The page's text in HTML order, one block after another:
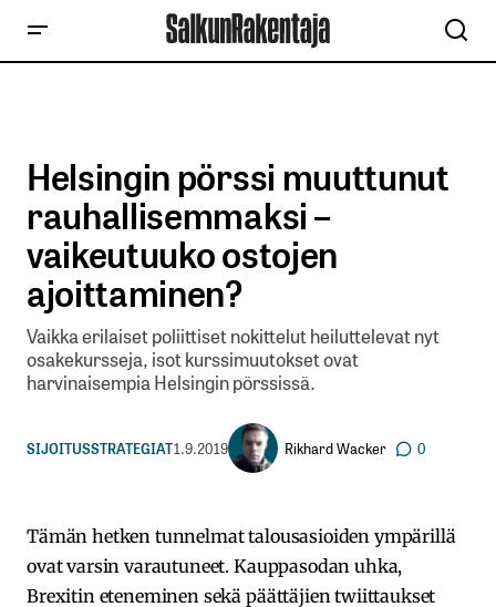
Helsingin pörssi muuttunut
rauhallisemmaksi –
vaikeutuuko ostojen
ajoittaminen?
Vaikka erilaiset poliittiset nokittelut heiluttelevat nyt
osakekursseja, isot kurssimuutokset ovat
harvinaisempia Helsingin pörssissä.
SIJOITUSSTRATEGIAT1.9.2019 Rikhard Wacker 0
Tämän hetken tunnelmat talousasioiden ympärillä
ovat varsin varautuneet. Kauppasodan uhka,
Brexitin eteneminen sekä päättäjien twiittaukset